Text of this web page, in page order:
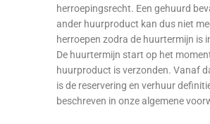
herroepingsrecht. Een gehuurd
ander huurproduct kan dus niet
herroepen zodra de huurtermijn is
De huurtermijn start op het
huurproduct is verzonden. Vanaf
is de reservering en verhuur
beschreven in onze algemene